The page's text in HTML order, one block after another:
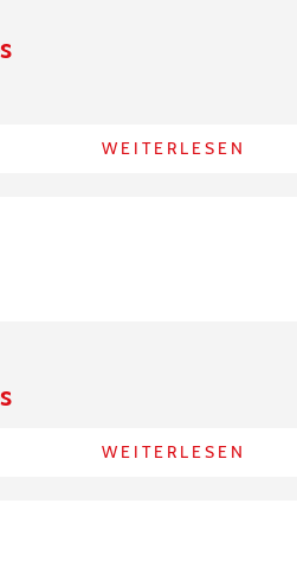
WEITERLESEN
WEITERLESEN